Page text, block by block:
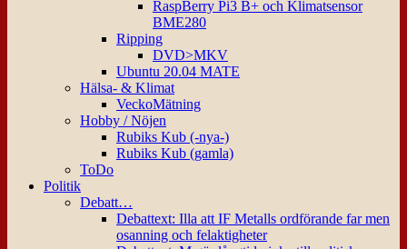
RaspBerry Pi3 B+ och Klimatsensor
BME280
Ripping
DVD>MKV
Ubuntu 20.04 MATE
Hälsa- & Klimat
VeckoMätning
Hobby / Nöjen
Rubiks Kub (-nya-)
Rubiks Kub (gamla)
ToDo
Politik
Debatt…
Debattext: Illa att IF Metalls ordförande far men
osanning och felaktigheter